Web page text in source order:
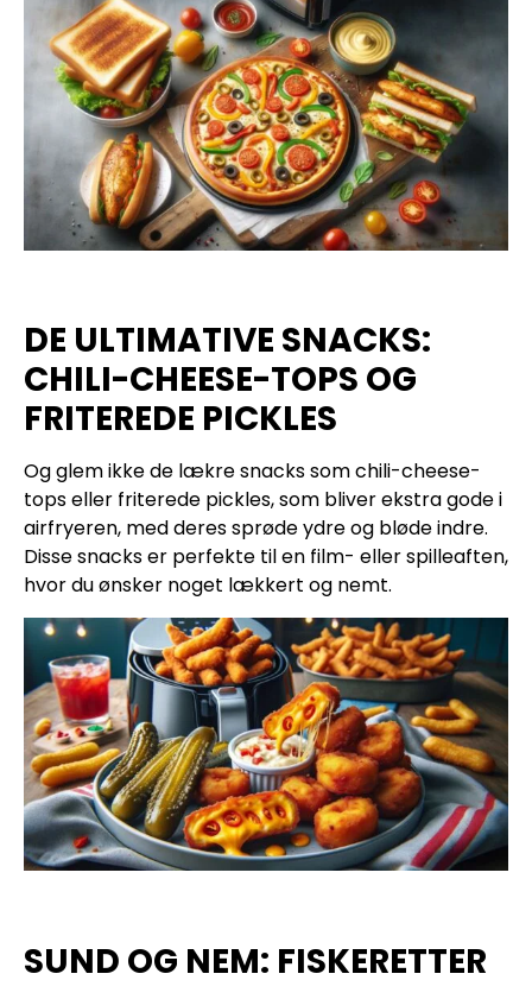
DE ULTIMATIVE SNACKS:
CHILI-CHEESE-TOPS OG
FRITEREDE PICKLES
Og glem ikke de lækre snacks som chili-cheese-
tops eller friterede pickles, som bliver ekstra gode i
airfryeren, med deres sprøde ydre og bløde indre.
Disse snacks er perfekte til en film- eller spilleaften,
hvor du ønsker noget lækkert og nemt.
SUND OG NEM: FISKERETTER